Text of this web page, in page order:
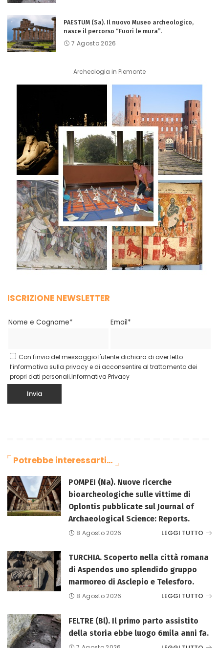
PAESTUM (Sa). Il nuovo Museo archeologico,
nasce il percorso “Fuori le mura”.
7 Agosto 2026
Archeologia in Piemonte
ISCRIZIONE NEWSLETTER
Nome e Cognome* Email*
Con l'invio del messaggio l'utente dichiara di aver letto
l’informativa sulla privacy e di acconsentire al trattamento dei
propri dati personali.Informativa Privacy
Potrebbe interessarti…
POMPEI (Na). Nuove ricerche
bioarcheologiche sulle vittime di
Oplontis pubblicate sul Journal of
Archaeological Science: Reports.
8 Agosto 2026 LEGGI TUTTO
TURCHIA. Scoperto nella città romana
di Aspendos uno splendido gruppo
marmoreo di Asclepio e Telesforo.
8 Agosto 2026 LEGGI TUTTO
FELTRE (Bl). Il primo parto assistito
della storia ebbe luogo 6mila anni fa.